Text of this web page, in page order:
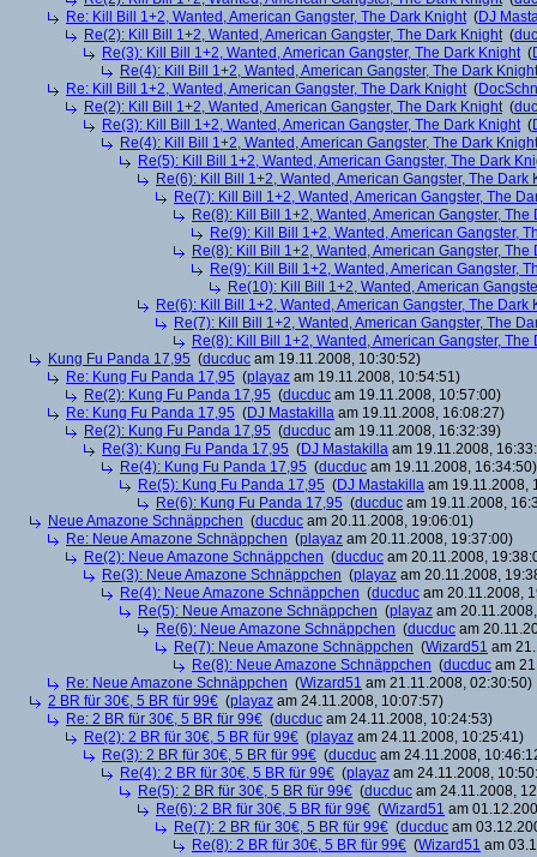
Re: Kill Bill 1+2, Wanted, American Gangster, The Dark Knight(DJ
Re(2): Kill Bill 1+2, Wanted, American Gangster, The Dark Knight(
Re(3): Kill Bill 1+2, Wanted, American Gangster, The Dark Knight(
Re(4): Kill Bill 1+2, Wanted, American Gangster, The Dark Knight
Re: Kill Bill 1+2, Wanted, American Gangster, The Dark Knight(
Re(2): Kill Bill 1+2, Wanted, American Gangster, The Dark Knight(
Re(3): Kill Bill 1+2, Wanted, American Gangster, The Dark Knight(
Re(4): Kill Bill 1+2, Wanted, American Gangster, The Dark Knight
Re(5): Kill Bill 1+2, Wanted, American Gangster, The Dark
Re(6): Kill Bill 1+2, Wanted, American Gangster, The Dark
Re(7): Kill Bill 1+2, Wanted, American Gangster, The
Re(8): Kill Bill 1+2, Wanted, American Gangster, The
Re(9): Kill Bill 1+2, Wanted, American Gangster,
Re(8): Kill Bill 1+2, Wanted, American Gangster, The
Re(9): Kill Bill 1+2, Wanted, American Gangster,
Re(10): Kill Bill 1+2, Wanted, American
Re(6): Kill Bill 1+2, Wanted, American Gangster, The Dark
Re(7): Kill Bill 1+2, Wanted, American Gangster, The
Re(8): Kill Bill 1+2, Wanted, American Gangster, The
Kung Fu Panda 17,95 (ducduc am 19.11.2008, 10:30:52)
Re: Kung Fu Panda 17,95 (playaz am 19.11.2008, 10:54:51)
Re(2): Kung Fu Panda 17,95 (ducduc am 19.11.2008, 10:57:00)
Re: Kung Fu Panda 17,95 (DJ Mastakilla am 19.11.2008, 16:08:27)
Re(2): Kung Fu Panda 17,95 (ducduc am 19.11.2008, 16:32:39)
Re(3): Kung Fu Panda 17,95 (DJ Mastakilla am 19.11.2008,
Re(4): Kung Fu Panda 17,95 (ducduc am 19.11.2008, 16:34:50)
Re(5): Kung Fu Panda 17,95 (DJ Mastakilla am 19.11.2008,
Re(6): Kung Fu Panda 17,95 (ducduc am 19.11.2008,
Neue Amazone Schnäppchen (ducduc am 20.11.2008, 19:06:01)
Re: Neue Amazone Schnäppchen (playaz am 20.11.2008, 19:37:00)
Re(2): Neue Amazone Schnäppchen (ducduc am 20.11.2008,
Re(3): Neue Amazone Schnäppchen (playaz am 20.11.2008,
Re(4): Neue Amazone Schnäppchen (ducduc am 20.11.2008,
Re(5): Neue Amazone Schnäppchen (playaz am
Re(6): Neue Amazone Schnäppchen (ducduc am
Re(7): Neue Amazone Schnäppchen (Wizard51 am
Re(8): Neue Amazone Schnäppchen (ducduc am
Re: Neue Amazone Schnäppchen (Wizard51 am 21.11.2008, 02:30:50)
2 BR für 30€, 5 BR für 99€ (playaz am 24.11.2008, 10:07:57)
Re: 2 BR für 30€, 5 BR für 99€ (ducduc am 24.11.2008, 10:24:53)
Re(2): 2 BR für 30€, 5 BR für 99€ (playaz am 24.11.2008, 10:25:41)
Re(3): 2 BR für 30€, 5 BR für 99€ (ducduc am 24.11.2008,
Re(4): 2 BR für 30€, 5 BR für 99€ (playaz am 24.11.2008,
Re(5): 2 BR für 30€, 5 BR für 99€ (ducduc am 24.11.2008,
Re(6): 2 BR für 30€, 5 BR für 99€ (Wizard51 am
Re(7): 2 BR für 30€, 5 BR für 99€ (ducduc am
Re(8): 2 BR für 30€, 5 BR für 99€ (Wizard51 am